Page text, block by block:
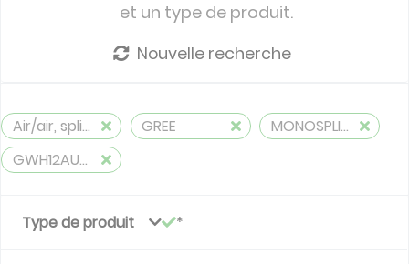
et un type de produit.
Nouvelle recherche
Air/air, split, réversible (≤ 12 kW) GREE
MONOSPLITS
GWH12AUCXB-K6DNA1A
Type de produit